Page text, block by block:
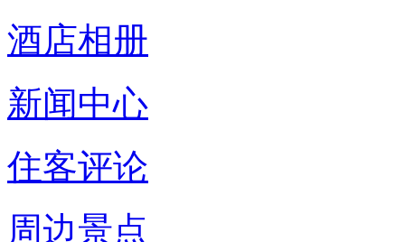
酒店相册
新闻中心
住客评论
周边景点